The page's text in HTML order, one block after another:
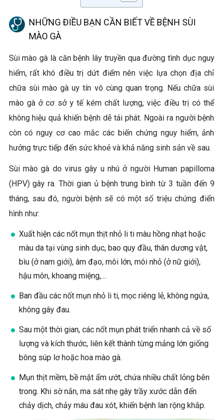
NHỮNG ĐIỀU BẠN CẦN BIẾT VỀ BỆNH SÙI
MÀO GÀ
Sùi mào gà là căn bệnh lây truyền qua đường tình dục nguy
hiểm, rất khó điều trị dứt điểm nên việc lựa chọn địa chỉ
chữa sùi mào gà uy tín vô cùng quan trọng. Nếu chữa sùi
mào gà ở cơ sở y tế kém chất lượng, việc điều trị có thể
không hiệu quả khiến bệnh dễ tái phát. Ngoài ra người bệnh
còn có nguy cơ cao mắc các biến chứng nguy hiểm, ảnh
hưởng trực tiếp đến sức khoẻ và khả năng sinh sản về sau.
Sùi mào gà do virus gây u nhú ở người Human papilloma
(HPV) gây ra. Thời gian ủ bệnh trung bình từ 3 tuần đến 9
tháng, sau đó, người bệnh sẽ có một số triệu chứng điển
hình như:
Xuất hiện các nốt mụn thịt nhỏ li ti màu hồng nhạt hoặc
màu da tại vùng sinh dục, bao quy đầu, thân dương vật,
bìu (ở nam giới), âm đạo, môi lớn, môi nhỏ (ở nữ giới),
hậu môn, khoang miệng,…
Ban đầu các nốt mụn nhỏ li ti, mọc riêng lẻ, không ngứa,
không gây đau.
Sau một thời gian, các nốt mụn phát triển nhanh cả về số
lượng và kích thước, liên kết thành từng mảng lớn giống
bông súp lơ hoặc hoa mào gà.
Mụn thịt mềm, bề mặt ẩm ướt, chứa nhiều chất lỏng bên
trong. Khi sờ nắn, ma sát nhẹ gây trầy xước dẫn đến
chảy dịch, chảy máu đau xót, khiến bệnh lan rộng khắp.